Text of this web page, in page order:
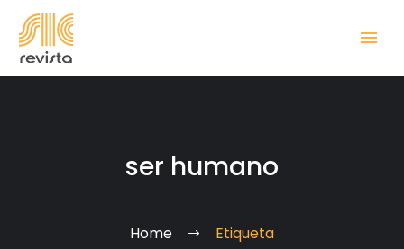
ser humano
Home Etiqueta